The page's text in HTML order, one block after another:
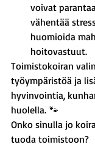
voivat
vähentää
huomioida
hoitovastuut.
Toimistokoiran
työympäristöä ja
hyvinvointia,
huolella. 🐾
Onko sinulla jo
tuoda toimistoon?